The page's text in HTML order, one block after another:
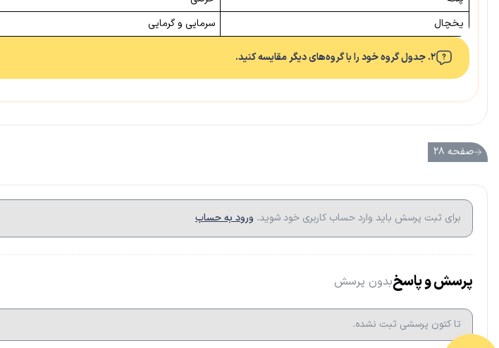
یخچال
سرمایی و گرمایی
۲. جدول گروه خود را با گروه‌های دیگر مقایسه کنید.
صفحه ۲۸
برای ثبت پرسش باید وارد حساب کاربری خود شوید. ورود به حساب
پرسش و پاسخبدون پرسش
تا کتون پرسشی ثبت نشده.